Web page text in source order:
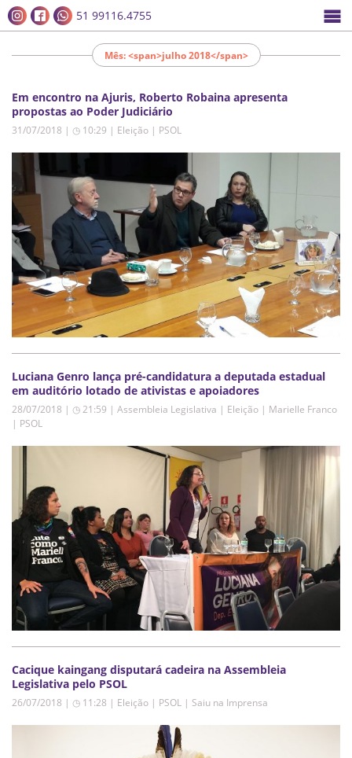
51 99116.4755
Mês: <span>julho 2018</span>
Em encontro na Ajuris, Roberto Robaina apresenta
propostas ao Poder Judiciário
31/07/2018 | ◷ 10:29 | Eleição | PSOL
Luciana Genro lança pré-candidatura a deputada estadual
em auditório lotado de ativistas e apoiadores
28/07/2018 | ◷ 21:59 | Assembleia Legislativa | Eleição | Marielle Franco
| PSOL
Cacique kaingang disputará cadeira na Assembleia
Legislativa pelo PSOL
26/07/2018 | ◷ 11:28 | Eleição | PSOL | Saiu na Imprensa